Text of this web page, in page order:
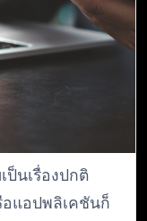
นเรื่องปกติ
อแอปพลิเคชันก็